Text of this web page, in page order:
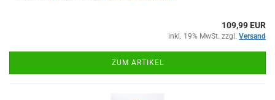
109,99 EUR
inkl. 19% MwSt. zzgl. Versand
ZUM ARTIKEL